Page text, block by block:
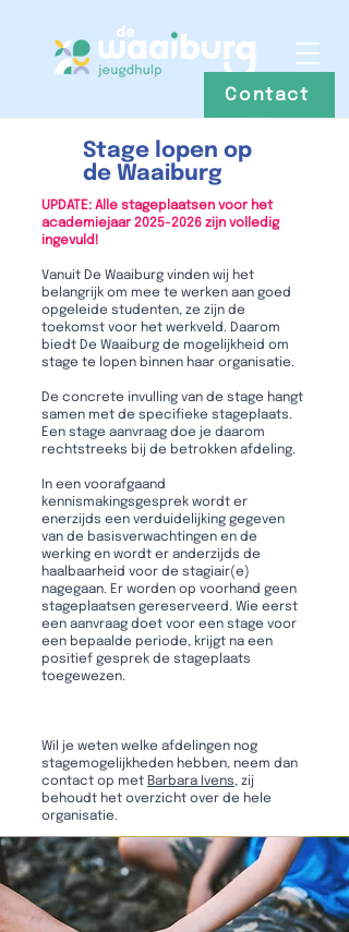
Contact
Stage lopen op
de Waaiburg
UPDATE: Alle stageplaatsen voor het
academiejaar 2025-2026 zijn volledig
ingevuld!
Vanuit De Waaiburg vinden wij het
belangrijk om mee te werken aan goed
opgeleide studenten, ze zijn de
toekomst voor het werkveld. Daarom
biedt De Waaiburg de mogelijkheid om
stage te lopen binnen haar organisatie.
De concrete invulling van de stage hangt
samen met de specifieke stageplaats.
Een stage aanvraag doe je daarom
rechtstreeks bij de betrokken afdeling.
In een voorafgaand
kennismakingsgesprek wordt er
enerzijds een verduidelijking gegeven
van de basisverwachtingen en de
werking en wordt er anderzijds de
haalbaarheid voor de stagiair(e)
nagegaan. Er worden op voorhand geen
stageplaatsen gereserveerd. Wie eerst
een aanvraag doet voor een stage voor
een bepaalde periode, krijgt na een
positief gesprek de stageplaats
toegewezen.
Wil je weten welke afdelingen nog
stagemogelijkheden hebben, neem dan
contact op met Barbara Ivens, zij
behoudt het overzicht over de hele
organisatie.